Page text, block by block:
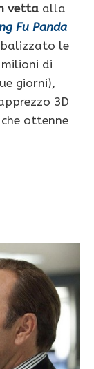
vetta alla
Fu Panda
le
di
giorni),
3D
ottenne